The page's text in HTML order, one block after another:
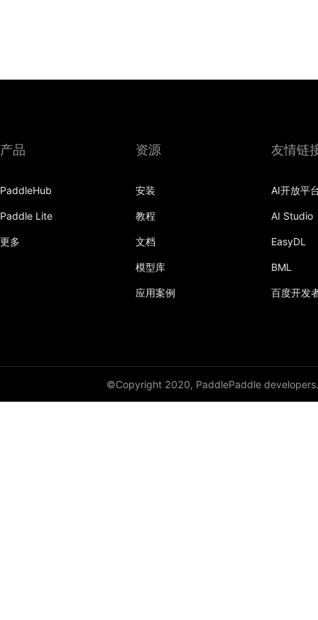
产品
PaddleHub
Paddle Lite
更多
资源
安装
教程
文档
模型库
应用案例
友情链
AI开放平
AI Studio
EasyDL
BML
百度开发
©Copyright 2020, PaddlePaddle developers.